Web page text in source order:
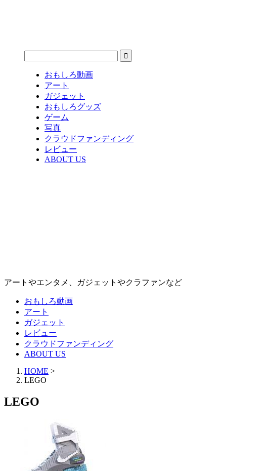
おもしろ動画
アート
ガジェット
おもしろグッズ
ゲーム
写真
クラウドファンディング
レビュー
ABOUT US
アートやエンタメ、ガジェットやクラファンなど
おもしろ動画
アート
ガジェット
レビュー
クラウドファンディング
ABOUT US
HOME >
LEGO
LEGO